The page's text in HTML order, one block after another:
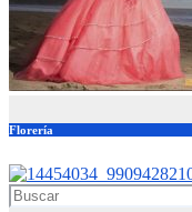
Florería